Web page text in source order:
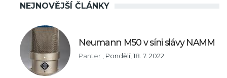
NEJNOVĚJŠÍ ČLÁNKY
Neumann M50 v síni slávy NAMM
Panter , Pondělí, 18. 7. 2022